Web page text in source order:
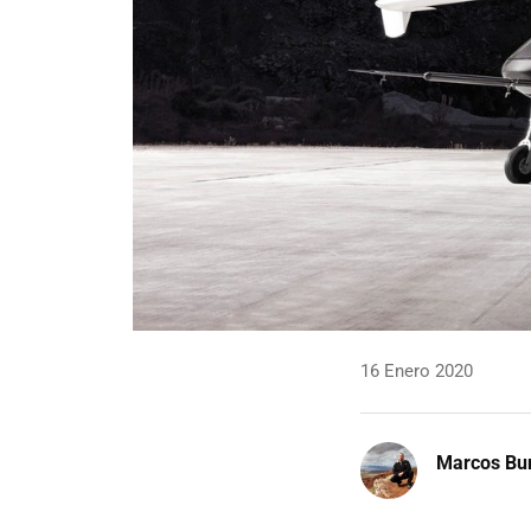
16 Enero 2020
Marcos